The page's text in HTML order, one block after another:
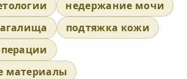
недержание мочи
подтяжка кожи
материалы